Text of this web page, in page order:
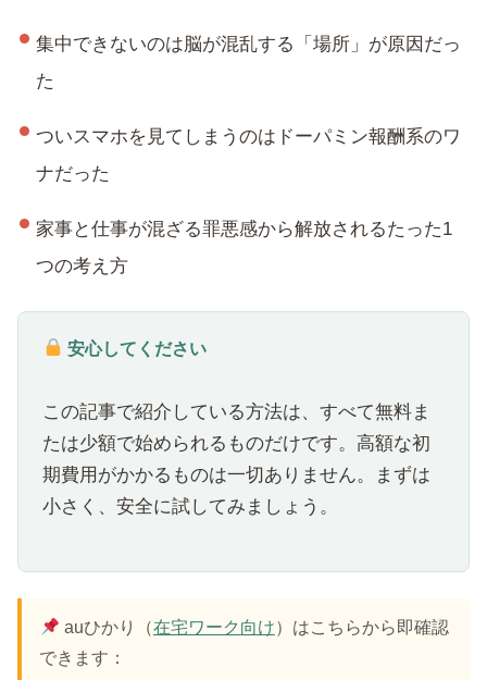
集中できないのは脳が混乱する「場所」が原因だっ
た
ついスマホを見てしまうのはドーパミン報酬系のワ
ナだった
家事と仕事が混ざる罪悪感から解放されるたった1
つの考え方
安心してください
この記事で紹介している方法は、すべて無料ま
たは少額で始められるものだけです。高額な初
期費用がかかるものは一切ありません。まずは
小さく、安全に試してみましょう。
auひかり（在宅ワーク向け）はこちらから即確認
できます：